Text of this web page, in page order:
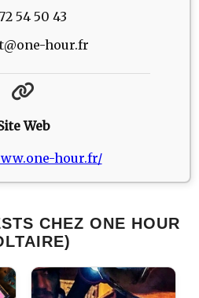
54 50 43
hour.fr
Web
hour.fr/
CHEZ ONE HOUR